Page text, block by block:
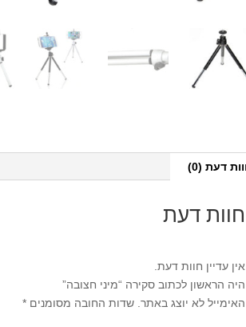
דעת (0)
חוות דעת
אין עדיין חוות דעת.
היה הראשון לכתוב סקירה “מיני חצובה”
האימייל לא יוצג באתר. שדות החובה מסומנים *